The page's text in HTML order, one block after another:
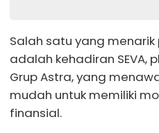
Salah satu yang
adalah kehadiran SEVA,
Grup Astra, yang
mudah untuk memiliki
finansial.